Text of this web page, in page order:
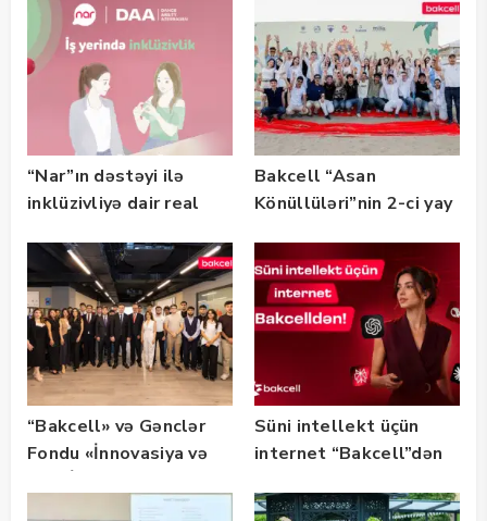
“Nar”ın dəstəyi ilə
inklüzivliyə dair real
təqdim edilir
Bakcell “Asan
Könüllüləri”nin 2-ci yay
olub — FOTO
“Bakcell» və Gənclər
Fondu «İnnovasiya və
təqaüd proqramının
Süni intellekt üçün
internet “Bakcell”dən